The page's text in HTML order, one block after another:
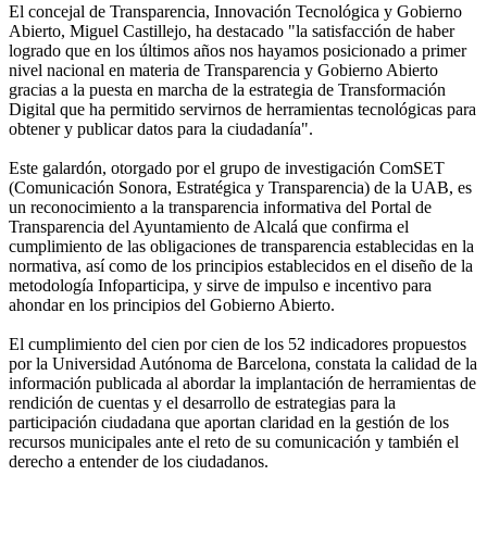
El concejal de Transparencia, Innovación Tecnológica y Gobierno
Abierto, Miguel Castillejo, ha destacado "la satisfacción de haber
logrado que en los últimos años nos hayamos posicionado a primer
nivel nacional en materia de Transparencia y Gobierno Abierto
gracias a la puesta en marcha de la estrategia de Transformación
Digital que ha permitido servirnos de herramientas tecnológicas para
obtener y publicar datos para la ciudadanía".
Este galardón, otorgado por el grupo de investigación ComSET
(Comunicación Sonora, Estratégica y Transparencia) de la UAB, es
un reconocimiento a la transparencia informativa del Portal de
Transparencia del Ayuntamiento de Alcalá que confirma el
cumplimiento de las obligaciones de transparencia establecidas en la
normativa, así como de los principios establecidos en el diseño de la
metodología Infoparticipa, y sirve de impulso e incentivo para
ahondar en los principios del Gobierno Abierto.
El cumplimiento del cien por cien de los 52 indicadores propuestos
por la Universidad Autónoma de Barcelona, constata la calidad de la
información publicada al abordar la implantación de herramientas de
rendición de cuentas y el desarrollo de estrategias para la
participación ciudadana que aportan claridad en la gestión de los
recursos municipales ante el reto de su comunicación y también el
derecho a entender de los ciudadanos.